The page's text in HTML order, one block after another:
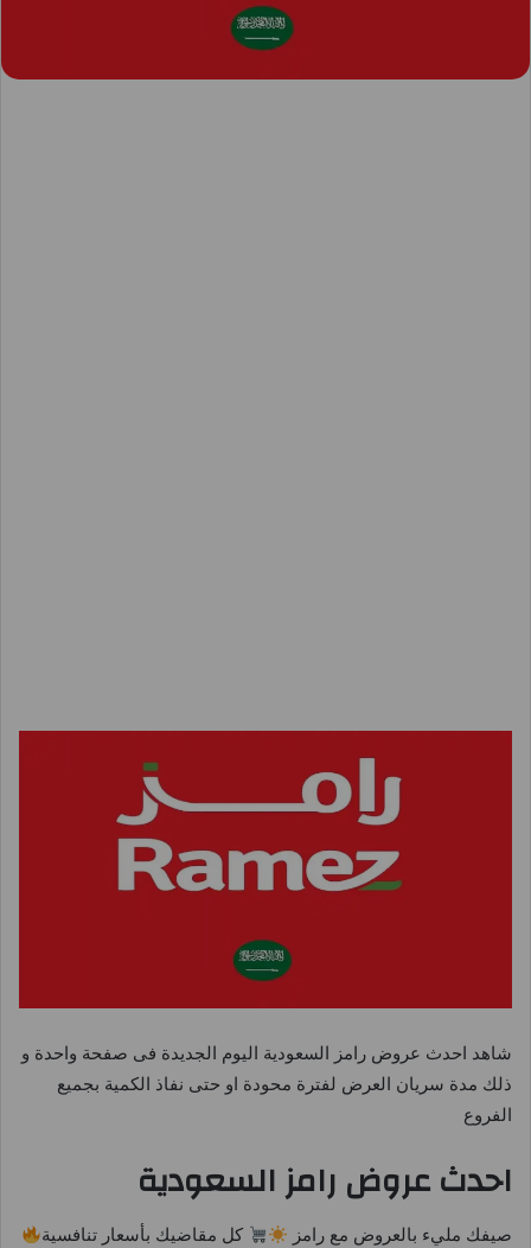
شاهد احدث عروض رامز السعودية اليوم الجديدة فى صفحة واحدة و
ذلك مدة سريان العرض لفترة محودة او حتى نفاذ الكمية بجميع
الفروع
احدث عروض رامز السعودية
صيفك مليء بالعروض مع رامز
كل مقاضيك بأسعار تنافسية